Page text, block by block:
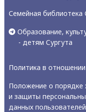
Семейная библиотека
Образование,
- детям Сургута
Политика в
Положение о порядке
и защиты
данных пользователей